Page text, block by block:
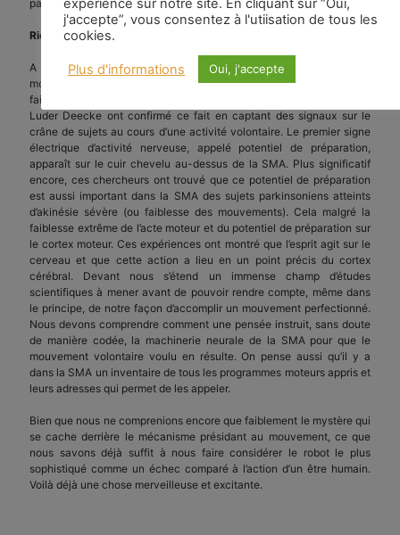
part ailleurs.
Rien ne dépasse l’action d’un être humain
A côté d’une zone de cerveau responsable de la réalisation d’un
mouvement s’en trouverait une autre en rapport avec l’intention de le
faire. Deux neurologistes allemands, les Drs Hans Kornhuber et
Luder Deecke ont confirmé ce fait en captant des signaux sur le
crâne de sujets au cours d’une activité volontaire. Le premier signe
électrique d’activité nerveuse, appelé potentiel de préparation,
apparaît sur le cuir chevelu au-dessus de la SMA. Plus significatif
encore, ces chercheurs ont trouvé que ce potentiel de préparation
est aussi important dans la SMA des sujets parkinsoniens atteints
d’akinésie sévère (ou faiblesse des mouvements). Cela malgré la
faiblesse extrême de l’acte moteur et du potentiel de préparation sur
le cortex moteur. Ces expériences ont montré que l’esprit agit sur le
cerveau et que cette action a lieu en un point précis du cortex
cérébral. Devant nous s’étend un immense champ d’études
scientifiques à mener avant de pouvoir rendre compte, même dans
le principe, de notre façon d’accomplir un mouvement perfectionné.
Nous devons comprendre comment une pensée instruit, sans doute
de manière codée, la machinerie neurale de la SMA pour que le
mouvement volontaire voulu en résulte. On pense aussi qu’il y a
dans la SMA un inventaire de tous les programmes moteurs appris et
leurs adresses qui permet de les appeler.
Bien que nous ne comprenions encore que faiblement le mystère qui
se cache derrière le mécanisme présidant au mouvement, ce que
nous savons déjà suffit à nous faire considérer le robot le plus
sophistiqué comme un échec comparé à l’action d’un être humain.
Voilà déjà une chose merveilleuse et excitante.
expérience sur notre site. En cliquant sur “Oui,
j'accepte”, vous consentez à l'utiisation de tous les
cookies.
Plus d'informations Oui, j'accepte